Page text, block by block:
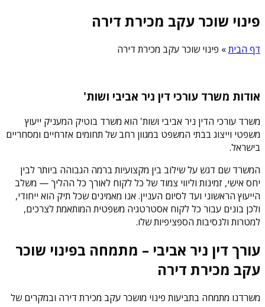
פינוי שוכר עקב מכירת דירה
דף הבית» פינוי שוכר עקב מכירת דירה
אודות משרד עורכי דין ניר אביבי ושות'
משרד עורכי הדין ניר אביבי ושות' הוא משרד בוטיק המעניק ייעוץ
משפטי וייצוג בבתי המשפט במגוון רחב של תחומים אזרחיים ומסחריים
בישראל.
המשרד שם דגש על שילוב בין מקצועיות ברמה הגבוהה ביותר לבין
יחס אישי, זמינות וליווי צמוד של כל לקוח לאורך כל ההליך — משלב
הייעוץ הראשוני ועד לסיום העניין. אנו מאמינים שכל תיק הוא ייחודי,
ולכן בונים עבור כל לקוח אסטרטגיה משפטית המותאמת לצרכים,
למטרות ולנסיבות הספציפיות שלו.
עורך דין ניר אביבי – מתמחה בפינוי שוכר
עקב מכירת דירה
משרדנו מתמחה בתביעות פינוי מושכר עקב מכירת דירה ובמקרים של